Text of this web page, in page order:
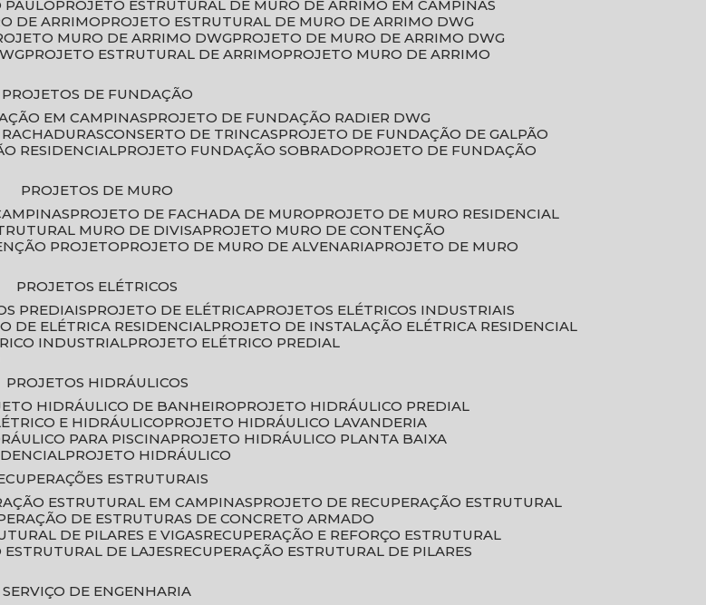
PAULO
PROJETO ESTRUTURAL DE MURO DE ARRIMO EM CAMPINAS
DE ARRIMO
PROJETO ESTRUTURAL DE MURO DE ARRIMO DWG
MURO DE ARRIMO DWG
PROJETO DE MURO DE ARRIMO DWG
PROJETO ESTRUTURAL DE ARRIMO
PROJETO MURO DE ARRIMO
PROJETOS DE FUNDAÇÃO
EM CAMPINAS
PROJETO DE FUNDAÇÃO RADIER DWG
RACHADURAS CONSERTO DE TRINCAS
PROJETO DE FUNDAÇÃO DE GALPÃO
RESIDENCIAL PROJETO FUNDAÇÃO SOBRADO
PROJETO DE FUNDAÇÃO
PROJETOS DE MURO
PROJETO DE FACHADA DE MURO
PROJETO DE MURO RESIDENCIAL
MURO DE DIVISA
PROJETO MURO DE CONTENÇÃO
PROJETO PROJETO DE MURO DE ALVENARIA
PROJETO DE MURO
PROJETOS ELÉTRICOS
PREDIAIS PROJETO DE ELÉTRICA
PROJETOS ELÉTRICOS INDUSTRIAIS
DE ELÉTRICA RESIDENCIAL
PROJETO DE INSTALAÇÃO ELÉTRICA RESIDENCIAL
INDUSTRIAL
PROJETO ELÉTRICO PREDIAL
PROJETOS HIDRÁULICOS
HIDRÁULICO DE BANHEIRO
PROJETO HIDRÁULICO PREDIAL
E HIDRÁULICO
PROJETO HIDRÁULICO LAVANDERIA
PARA PISCINA
PROJETO HIDRÁULICO PLANTA BAIXA
PROJETO HIDRÁULICO
ESTRUTURAIS
ESTRUTURAL EM CAMPINAS
PROJETO DE RECUPERAÇÃO ESTRUTURAL
DE ESTRUTURAS DE CONCRETO ARMADO
DE PILARES E VIGAS
RECUPERAÇÃO E REFORÇO ESTRUTURAL
ESTRUTURAL DE LAJES
RECUPERAÇÃO ESTRUTURAL DE PILARES
SERVIÇO DE ENGENHARIA